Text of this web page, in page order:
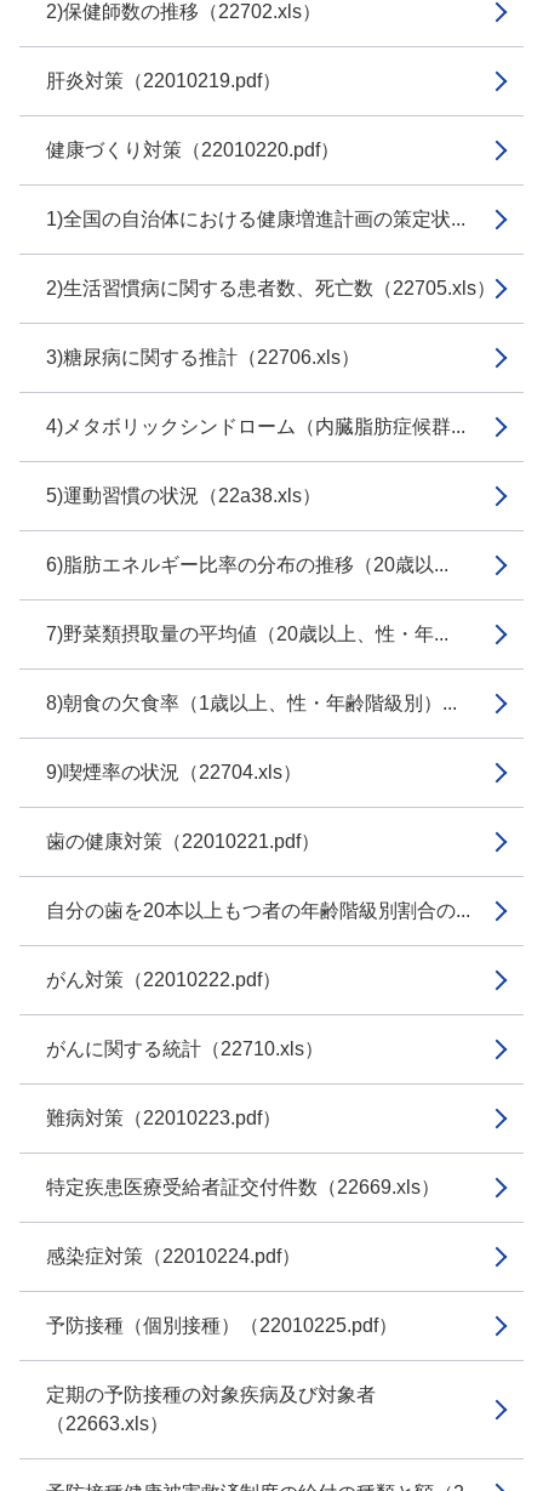
2)保健師数の推移（22702.xls）
肝炎対策（22010219.pdf）
健康づくり対策（22010220.pdf）
1)全国の自治体における健康増進計画の策定状...
2)生活習慣病に関する患者数、死亡数（22705.xls）
3)糖尿病に関する推計（22706.xls）
4)メタボリックシンドローム（内臓脂肪症候群...
5)運動習慣の状況（22a38.xls）
6)脂肪エネルギー比率の分布の推移（20歳以...
7)野菜類摂取量の平均値（20歳以上、性・年...
8)朝食の欠食率（1歳以上、性・年齢階級別）...
9)喫煙率の状況（22704.xls）
歯の健康対策（22010221.pdf）
自分の歯を20本以上もつ者の年齢階級別割合の...
がん対策（22010222.pdf）
がんに関する統計（22710.xls）
難病対策（22010223.pdf）
特定疾患医療受給者証交付件数（22669.xls）
感染症対策（22010224.pdf）
予防接種（個別接種）（22010225.pdf）
定期の予防接種の対象疾病及び対象者
（22663.xls）